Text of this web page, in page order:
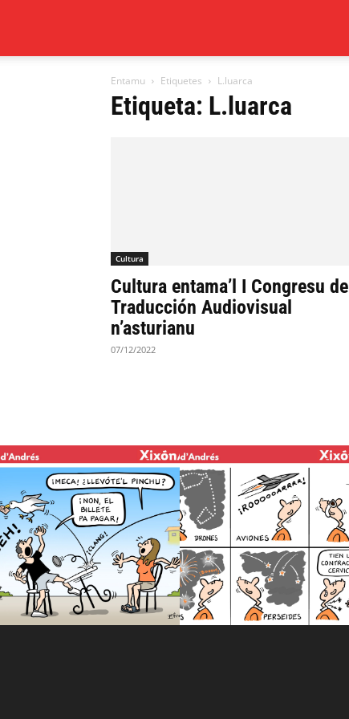
Entamu Etiquetes L.luarca
Etiqueta: L.luarca
Cultura
Cultura entama’l I Congresu de
Traducción Audiovisual
n’asturianu
07/12/2022